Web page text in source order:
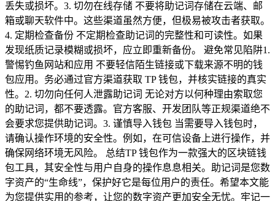
丢失或损坏。3. 切勿在线存储 不要将助记词存储在云端、邮
箱或聊天软件中。这些渠道虽然方便，但极易被攻击者获取。
4. 定期检查备份 不定期检查助记词的完整性和可读性。如果
发现纸质记录模糊或损坏，应立即重新备份。 避免常见陷阱1.
警惕钓鱼网站和应用 不要轻信陌生链接或下载来源不明的钱
包应用。务必通过官方渠道获取 TP 钱包，并核实链接的真实
性。2. 切勿向任何人泄露助记词 无论对方以何种理由索取您
的助记词，都不要透露。官方客服、开发团队等正规渠道绝不
会要求您提供助记词。3. 谨慎导入钱包 当需要导入钱包时，
请确认操作环境的安全性。例如，在可信设备上进行操作，并
确保网络环境无风险。 总结TP 钱包作为一款强大的区块链钱
包工具，其安全性与用户自身的操作息息相关。助记词是您数
字资产的“生命线”，保护好它是每位用户的责任。希望本文能
为您提供实用的参考，让您的数字资产更加安全无忧。牢记一